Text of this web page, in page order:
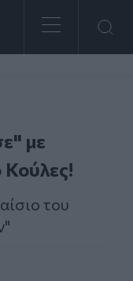
με
Κούλες!
του